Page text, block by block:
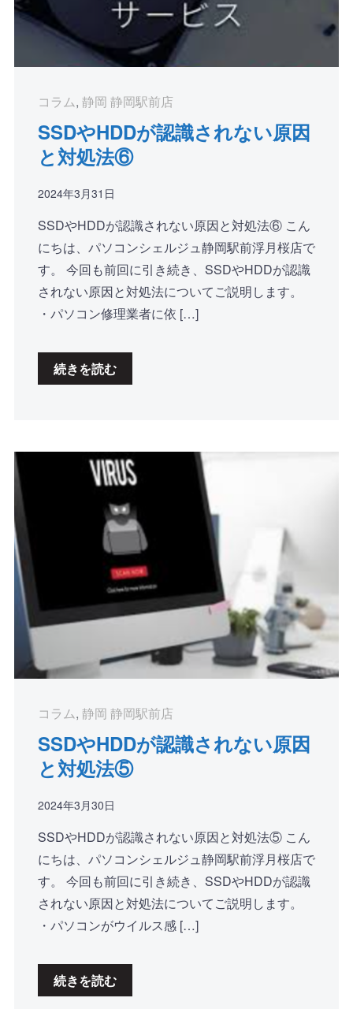
コラム, 静岡 静岡駅前店
SSDやHDDが認識されない原因
と対処法⑥
2024年3月31日
SSDやHDDが認識されない原因と対処法⑥ こん
にちは、パソコンシェルジュ静岡駅前浮月桜店で
す。 今回も前回に引き続き、SSDやHDDが認識
されない原因と対処法についてご説明します。
・パソコン修理業者に依 […]
続きを読む
コラム, 静岡 静岡駅前店
SSDやHDDが認識されない原因
と対処法⑤
2024年3月30日
SSDやHDDが認識されない原因と対処法⑤ こん
にちは、パソコンシェルジュ静岡駅前浮月桜店で
す。 今回も前回に引き続き、SSDやHDDが認識
されない原因と対処法についてご説明します。
・パソコンがウイルス感 […]
続きを読む